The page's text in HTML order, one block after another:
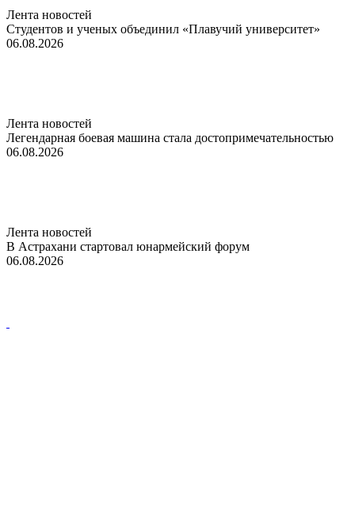
Лента новостей
Студентов и ученых объединил «Плавучий университет»
06.08.2026
Лента новостей
Легендарная боевая машина стала достопримечательностью
06.08.2026
Лента новостей
В Астрахани стартовал юнармейский форум
06.08.2026